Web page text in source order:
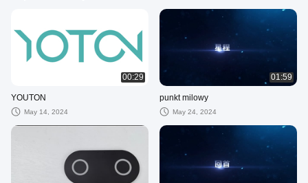
00:29
YOUTON
May 14, 2024
01:59
punkt milowy
May 24, 2024